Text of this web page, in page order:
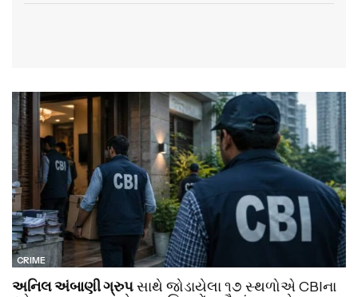
CRIME
અનિલ અંબાણી ગ્રુપસાથે જોડાયેલા ૧૭ સ્થળોએ CBIના